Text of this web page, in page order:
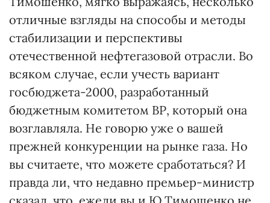
отличные взгляды на способы и методы
стабилизации и перспективы
отечественной нефтегазовой отрасли. Во
всяком случае, если учесть вариант
госбюджета-2000, разработанный
бюджетным комитетом ВР, который она
возглавляла. Не говорю уже о вашей
прежней конкуренции на рынке газа. Но
вы считаете, что можете сработаться? И
правда ли, что недавно премьер-министр